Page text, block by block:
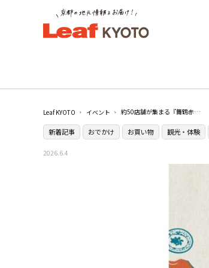
Leaf KYOTO イベント 約50店舗が集まる『舞鶴赤れんが蚤の市』開催！骨董やアンティーク、古着が集結／舞鶴赤れんがパーク
新着記事 おでかけ お買い物 観光・体験
2026.6.4